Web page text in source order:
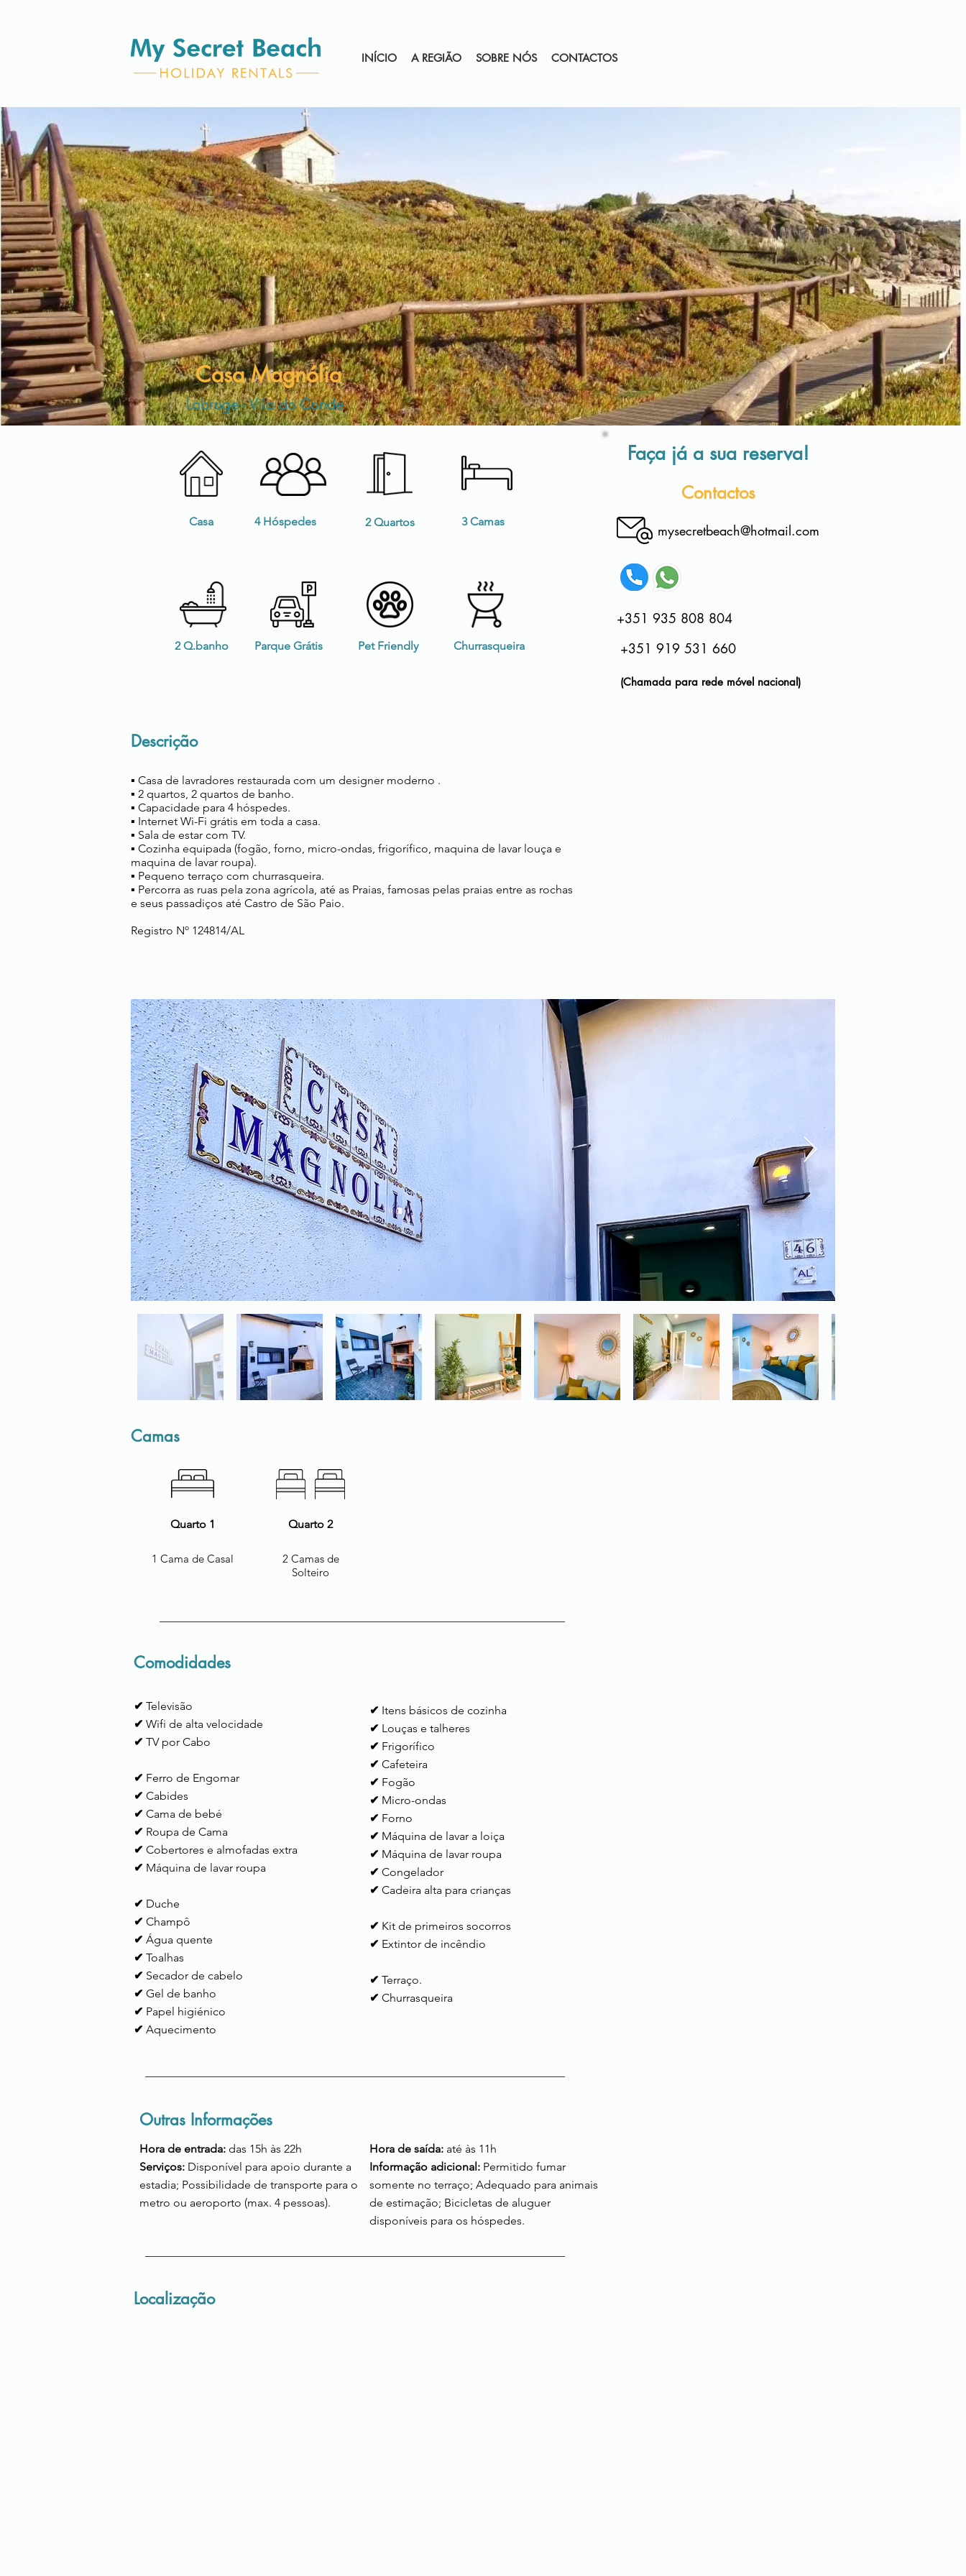
INÍCIO A REGIÃO SOBRE NÓS CONTACTOS
Casa Magnólia
Labruge - Vila do Conde
Casa 4 Hóspedes 2 Quartos 3 Camas
2 Q.banho Parque Grátis Pet Friendly Churrasqueira
Faça já a sua reserva!
Contactos
mysecretbeach@hotmail.com
+351 935 808 804
+351 919 531 660
(Chamada para rede móvel nacional)
Descrição
▪ Casa de lavradores restaurada com um designer moderno .
▪ 2 quartos, 2 quartos de banho.
▪ Capacidade para 4 hóspedes.
▪ Internet Wi-Fi grátis em toda a casa.
▪ Sala de estar com TV.
▪ Cozinha equipada (fogão, forno, micro-ondas, frigorífico, maquina de lavar louça e
maquina de lavar roupa).
▪ Pequeno terraço com churrasqueira.
▪ Percorra as ruas pela zona agrícola, até as Praias, famosas pelas praias entre as rochas
e seus passadiços até Castro de São Paio.
Registro Nº 124814/AL
Camas
Quarto 1
1 Cama de Casal
Quarto 2
2 Camas de
Solteiro
Comodidades
✔ Televisão
✔ Wifi de alta velocidade
✔ TV por Cabo
✔ Ferro de Engomar
✔ Cabides
✔ Cama de bebé
✔ Roupa de Cama
✔ Cobertores e almofadas extra
✔ Máquina de lavar roupa
✔ Duche
✔ Champô
✔ Água quente
✔ Toalhas
✔ Secador de cabelo
✔ Gel de banho
✔ Papel higiénico
✔ Aquecimento
✔ Itens básicos de cozinha
✔ Louças e talheres
✔ Frigorífico
✔ Cafeteira
✔ Fogão
✔ Micro-ondas
✔ Forno
✔ Máquina de lavar a loiça
✔ Máquina de lavar roupa
✔ Congelador
✔ Cadeira alta para crianças
✔ Kit de primeiros socorros
✔ Extintor de incêndio
✔ Terraço.
✔ Churrasqueira
Outras Informações
Hora de entrada: das 15h às 22h
Serviços: Disponível para apoio durante a
estadia; Possibilidade de transporte para o
metro ou aeroporto (max. 4 pessoas).
Hora de saída: até às 11h
Informação adicional: Permitido fumar
somente no terraço; Adequado para animais
de estimação; Bicicletas de aluguer
disponíveis para os hóspedes.
Localização